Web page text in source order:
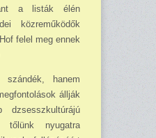
a listák élén
közreműködők
felel meg ennek
hanem
állják
tőlünk nyugatra